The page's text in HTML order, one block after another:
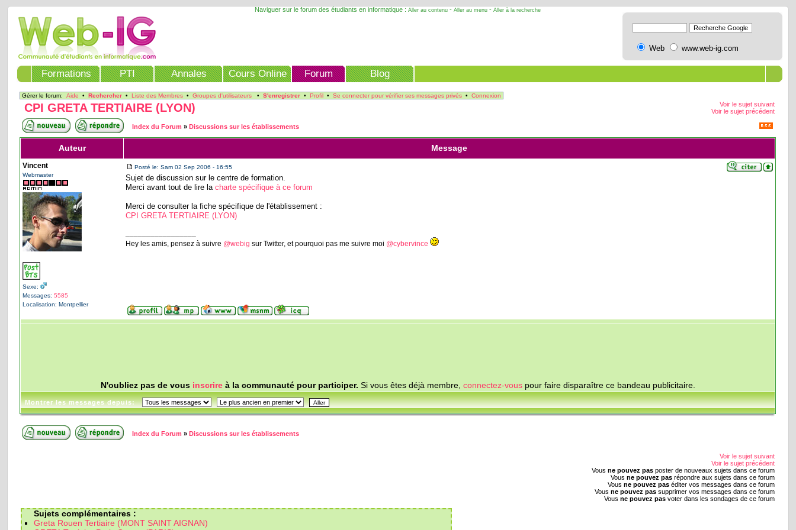
Naviguer sur le forum des étudiants en informatique :Aller au contenu -Aller au menu -Aller à la recherche
Web www.web-ig.com
Formations PTI Annales Cours Online Forum Blog
Gérer le forum:Aide •Rechercher •Liste des Membres •Groupes d'utilisateurs •S'enregistrer •Profil •Se connecter pour vérifier ses messages privés •Connexion
CPI GRETA TERTIAIRE (LYON)
Voir le sujet suivant
Voir le sujet précédent
Index du Forum »Discussions sur les établissements
Auteur Message
Vincent
Webmaster
Sexe:
Messages:5585
Localisation: Montpellier
Posté le: Sam 02 Sep 2006 - 16:55
Sujet de discussion sur le centre de formation.
Merci avant tout de lire lacharte spécifique à ce forum
Merci de consulter la fiche spécifique de l'établissement :
CPI GRETA TERTIAIRE (LYON)
Hey les amis, pensez à suivre @webig sur Twitter, et pourquoi pas me suivre moi @cybervince
N'oubliez pas de vous inscrireà la communauté pour participer. Si vous êtes déjà membre, connectez-vouspour faire disparaître ce bandeau publicitaire.
Montrer les messages depuis:
Index du Forum »Discussions sur les établissements
Sujets complémentaires :
Greta Rouen Tertiaire (MONT SAINT AIGNAN)
Voir le sujet suivant
Voir le sujet précédent
Vousne pouvez pas poster de nouveaux sujets dans ce forum
Vousne pouvez pas répondre aux sujets dans ce forum
Vousne pouvez pas éditer vos messages dans ce forum
Vousne pouvez pas supprimer vos messages dans ce forum
Vousne pouvez pas voter dans les sondages de ce forum